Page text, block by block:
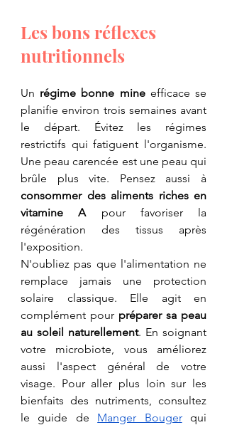
Les bons réflexes
nutritionnels
​Un régime bonne mine efficace se
planifie environ trois semaines avant
le départ. Évitez les régimes
restrictifs qui fatiguent l'organisme.
Une peau carencée est une peau qui
consommer des aliments riches en
vitamine A pour favoriser la
régénération des tissus après
l'exposition.
​N'oubliez pas que l'alimentation ne
remplace jamais une protection
solaire classique. Elle agit en
complément pour préparer sa peau
au soleil naturellement. En soignant
votre microbiote, vous améliorez
aussi l'aspect général de votre
visage. Pour aller plus loin sur les
bienfaits des nutriments, consultez
le guide de Manger Bouger qui